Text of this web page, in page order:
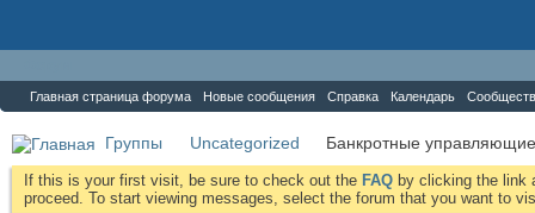
Главная страница форума Новые сообщения Справка Календарь
Группы Uncategorized Банкротные управляющие
If this is your first visit, be sure to check out the FAQ by clicking the link
proceed. To start viewing messages, select the forum that you want to